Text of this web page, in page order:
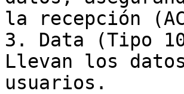
la recepción
3. Data (Tipo
Llevan los
usuarios.